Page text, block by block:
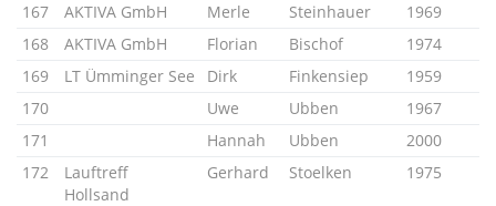
167
AKTIVA GmbH Merle Steinhauer
1969
168
AKTIVA GmbH Florian Bischof
1974
169
LT Ümminger See Dirk Finkensiep
1959
170
Uwe Ubben
1967
171
Hannah Ubben
2000
172
Lauftreff
Hollsand
Gerhard Stoelken 1975